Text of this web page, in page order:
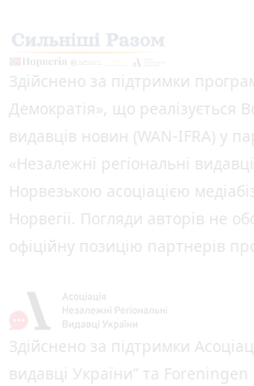
Здійснено за підтримки
Демократія», що реалізується
видавців новин (WAN-IFRA) у
«Незалежні регіональні
Норвезькою асоціацією
Норвегії. Погляди авторів не
офіційну позицію партнерів
Здійснено за підтримки
видавці України” та